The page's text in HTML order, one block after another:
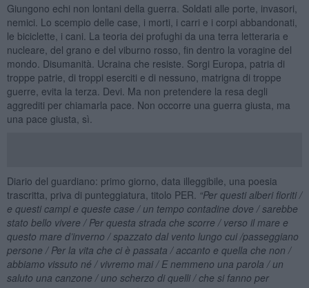
Giungono echi non lontani della guerra. Soldati alle porte, invasori,
nemici. Lo scempio delle case, i morti, i carri e i corpi abbandonati,
le biciclette, i cani. La teoria dei profughi da una terra letteraria e
nucleare, del grano e del viburno rosso, fin dentro la voragine del
mondo. Disumanità. Ucraina che resiste. Sorgi Europa, patria di
troppe patrie, di troppi eserciti e di nessuno, matrigna di troppe
guerre, evita la terza. Devi. Ma non pretendere la resa degli
aggrediti per chiamarla pace. Non occorre una guerra giusta, ma
una pace giusta, sì.
Diario del guardiano: primo giorno, data illeggibile, una poesia
trascritta, priva di punteggiatura, titolo PER. “Per questi alberi fioriti /
e questi campi e queste case / un tempo contadine dove / sarebbe
stato bello vivere / Per questa strada che scorre / verso il mare e
questo mare d’inverno / spazzato dal vento lungo cui /passeggiano
persone / Per la vita che ci è passata / accanto e quella che non /
abbiamo vissuto né / vivremo mai / E nemmeno una parola / un
saluto una canzone / uno scherzo di quelli / che si fanno per